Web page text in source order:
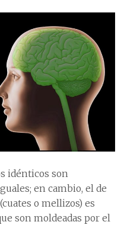
idénticos son
en cambio, el de
o mellizos) es
son moldeadas por el